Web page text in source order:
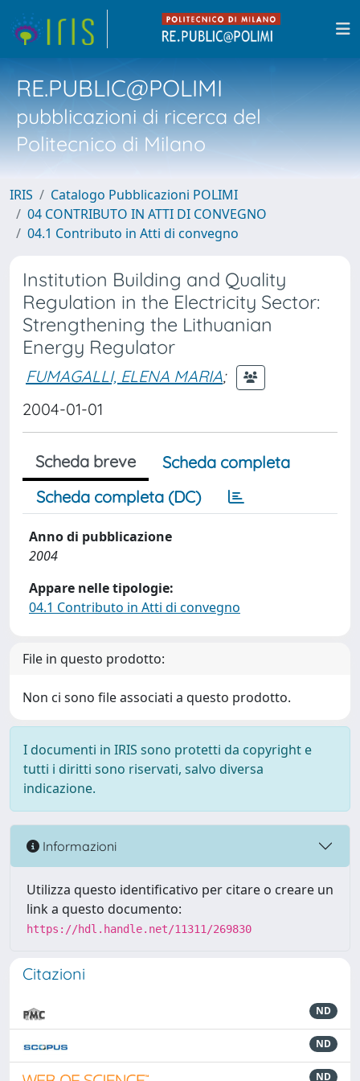
RE.PUBLIC@POLIMI
pubblicazioni di ricerca del
Politecnico di Milano
IRIS
Catalogo Pubblicazioni POLIMI
04 CONTRIBUTO IN ATTI DI CONVEGNO
04.1 Contributo in Atti di convegno
Institution Building and Quality
Regulation in the Electricity Sector:
Strengthening the Lithuanian
Energy Regulator
FUMAGALLI, ELENA MARIA;
2004-01-01
Scheda breve
Scheda completa
Scheda completa (DC)
Anno di pubblicazione
2004
Appare nelle tipologie:
04.1 Contributo in Atti di convegno
File in questo prodotto:
Non ci sono file associati a questo prodotto.
I documenti in IRIS sono protetti da copyright e
tutti i diritti sono riservati, salvo diversa
indicazione.
Informazioni
Utilizza questo identificativo per citare o creare un
link a questo documento:
https://hdl.handle.net/11311/269830
Citazioni
ND
ND
ND